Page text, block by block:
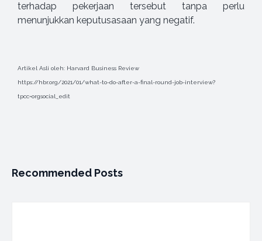
terhadap pekerjaan tersebut tanpa perlu
menunjukkan keputusasaan yang negatif.
Artikel Asli oleh: Harvard Business Review
https://hbr.org/2021/01/what-to-do-after-a-final-round-job-interview?
tpcc=orgsocial_edit
Recommended Posts